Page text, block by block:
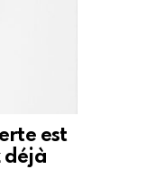
est
déjà